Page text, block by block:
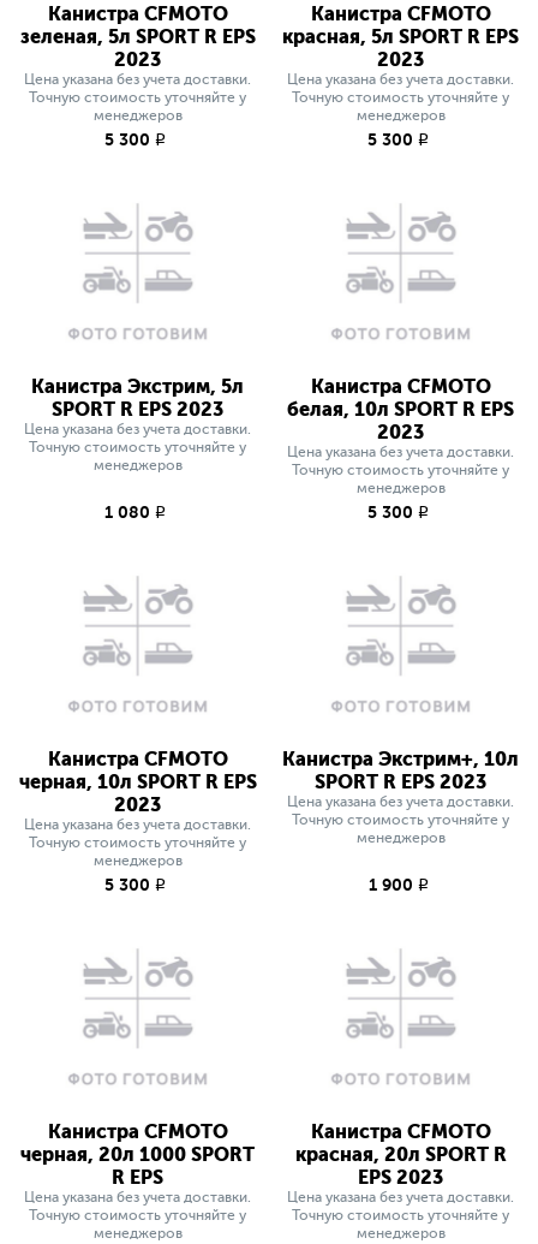
Канистра CFMOTO
зеленая, 5л SPORT R EPS
2023
Цена указана без учета доставки.
Точную стоимость уточняйте у
менеджеров
5 300 q
Канистра CFMOTO
красная, 5л SPORT R EPS
2023
Цена указана без учета доставки.
Точную стоимость уточняйте у
менеджеров
5 300 q
Канистра Экстрим, 5л
SPORT R EPS 2023
Цена указана без учета доставки.
Точную стоимость уточняйте у
менеджеров
1 080 q
Канистра CFMOTO
белая, 10л SPORT R EPS
2023
Цена указана без учета доставки.
Точную стоимость уточняйте у
менеджеров
5 300 q
Канистра CFMOTO
черная, 10л SPORT R EPS
2023
Цена указана без учета доставки.
Точную стоимость уточняйте у
менеджеров
5 300 q
Канистра Экстрим+, 10л
SPORT R EPS 2023
Цена указана без учета доставки.
Точную стоимость уточняйте у
менеджеров
1 900 q
Канистра CFMOTO
черная, 20л 1000 SPORT
R EPS
Цена указана без учета доставки.
Точную стоимость уточняйте у
менеджеров
Канистра CFMOTO
красная, 20л SPORT R
EPS 2023
Цена указана без учета доставки.
Точную стоимость уточняйте у
менеджеров